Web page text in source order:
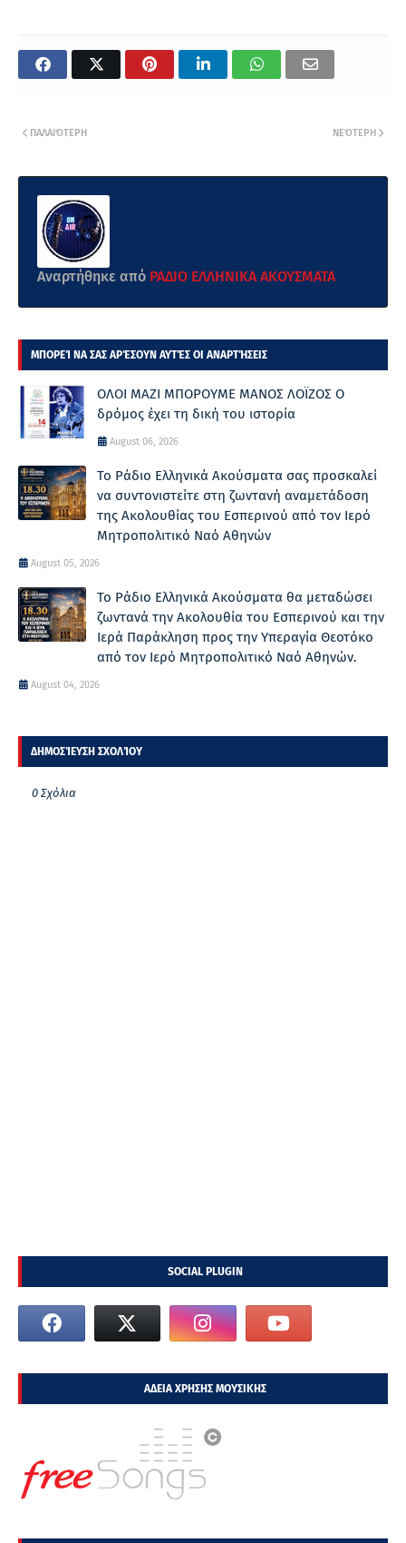
ΝΕΌΤΕΡΗ
ΠΑΛΑΙΌΤΕΡΗ
Αναρτήθηκε από ΡΑΔΙΟ ΕΛΛΗΝΙΚΑ ΑΚΟΥΣΜΑΤΑ
ΜΠΟΡΕΊ ΝΑ ΣΑΣ ΑΡΈΣΟΥΝ ΑΥΤΈΣ ΟΙ ΑΝΑΡΤΉΣΕΙΣ
ΟΛΟΙ ΜΑΖΙ ΜΠΟΡΟΥΜΕ ΜΑΝΟΣ ΛΟΪΖΟΣ Ο
δρόμος έχει τη δική του ιστορία
August 06, 2026
Το Ράδιο Ελληνικά Ακούσματα σας προσκαλεί
να συντονιστείτε στη ζωντανή αναμετάδοση
της Ακολουθίας του Εσπερινού από τον Ιερό
Μητροπολιτικό Ναό Αθηνών
August 05, 2026
Το Ράδιο Ελληνικά Ακούσματα θα μεταδώσει
ζωντανά την Ακολουθία του Εσπερινού και την
Ιερά Παράκληση προς την Υπεραγία Θεοτόκο
από τον Ιερό Μητροπολιτικό Ναό Αθηνών.
August 04, 2026
ΔΗΜΟΣΊΕΥΣΗ ΣΧΟΛΊΟΥ
0 Σχόλια
SOCIAL PLUGIN
ΑΔΕΙΑ ΧΡΗΣΗΣ ΜΟΥΣΙΚΗΣ